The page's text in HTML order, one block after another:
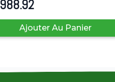
988.92
Ajouter Au Panier